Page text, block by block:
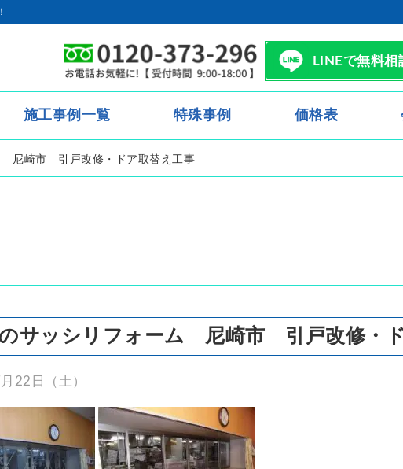
LINEで無料相
施工事例一覧 特殊事例 価格表
尼崎市 引戸改修・ドア取替え工事
のサッシリフォーム 尼崎市 引戸改修・
22日（土）